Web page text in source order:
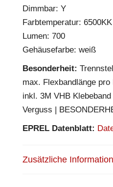
Dimmbar: Y
Farbtemperatur: 6500KK
Lumen: 700
Gehäusefarbe: weiß
Besonderheit:
max. Flexbandlänge
inkl. 3M VHB
Verguss |
EPREL Datenblatt:
Zusätzliche